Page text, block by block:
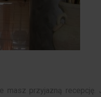
masz przyjazną recepcję.